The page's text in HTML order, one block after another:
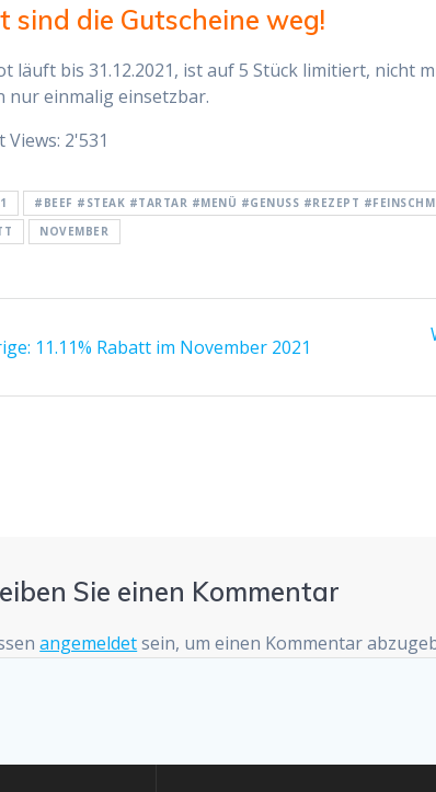
sind die Gutscheine weg!
läuft bis 31.12.2021, ist auf 5 Stück limitiert, nicht
nur einmalig einsetzbar.
Views: 2'531
#BEEF #STEAK #TARTAR #MENÜ #GENUSS #REZEPT
NOVEMBER
Vorheriger
11.11% Rabatt im November 2021
Sie einen Kommentar
angemeldetsein, um einen Kommentar